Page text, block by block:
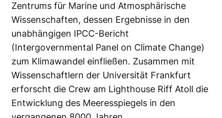
Zentrums für Marine und Atmosphärische
Wissenschaften, dessen Ergebnisse in den
unabhängigen IPCC-Bericht
(Intergovernmental Panel on Climate Change)
zum Klimawandel einfließen. Zusammen mit
Wissenschaftlern der Universität Frankfurt
erforscht die Crew am Lighthouse Riff Atoll die
Entwicklung des Meeresspiegels in den